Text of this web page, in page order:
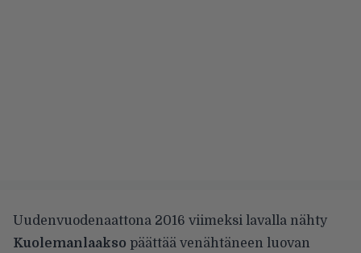
Uudenvuodenaattona 2016 viimeksi lavalla nähty
Kuolemanlaakso päättää venähtäneen luovan